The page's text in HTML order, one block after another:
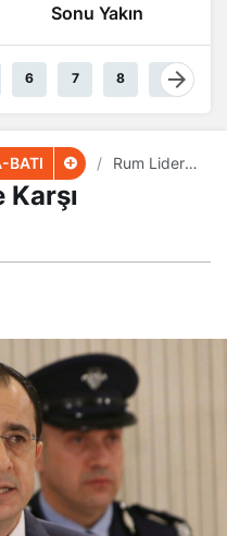
Sonu Yakın
6 7 8 9
BATI
Rum Lider: